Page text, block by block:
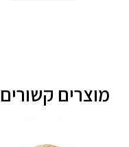
מוצרים קשורים